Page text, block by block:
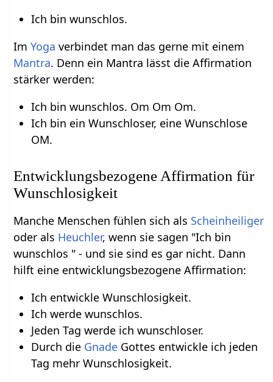
Ich bin wunschlos.
ImYoga verbindet man das gerne mit einem
Mantra. Denn ein Mantra lässt die Affirmation
stärker werden:
Ich bin wunschlos. Om Om Om.
Ich bin ein Wunschloser, eine Wunschlose
OM.
Entwicklungsbezogene Affirmation für
Wunschlosigkeit
Manche Menschen fühlen sich als Scheinheiliger
oder als Heuchler, wenn sie sagen "Ich bin
wunschlos " - und sie sind es gar nicht. Dann
hilft eine entwicklungsbezogene Affirmation:
Ich entwickle Wunschlosigkeit.
Ich werde wunschlos.
Jeden Tag werde ich wunschloser.
Durch die GnadeGottes entwickle ich jeden
Tag mehr Wunschlosigkeit.